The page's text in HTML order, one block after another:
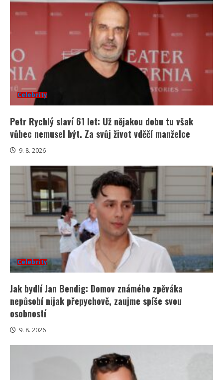
Celebrity
Petr Rychlý slaví 61 let: Už nějakou dobu tu však
vůbec nemusel být. Za svůj život vděčí manželce
9. 8. 2026
Celebrity
Jak bydlí Jan Bendig: Domov známého zpěváka
nepůsobí nijak přepychově, zaujme spíše svou
osobností
9. 8. 2026